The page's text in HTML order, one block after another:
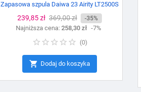
Zapasowa szpula Daiwa 23 Airity LT2500S
Cena
239,85 zł Cena
podstawowa
369,00 zł -35%
Najniższa cena: 258,30 zł -7%
(0)
 Dodaj do koszyka